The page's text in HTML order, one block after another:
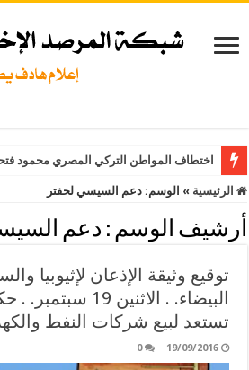
اختطاف المواطن التركي المصري محمود
الرئيسية » الوسم: دعم السيسي لحفتر
أرشيف الوسم : دعم
توقيع وثيقة الإذعان لإثيوبيا
البيضاء. . الاثنين
تستعد لبيع شركات النفط
19/09/2016
0